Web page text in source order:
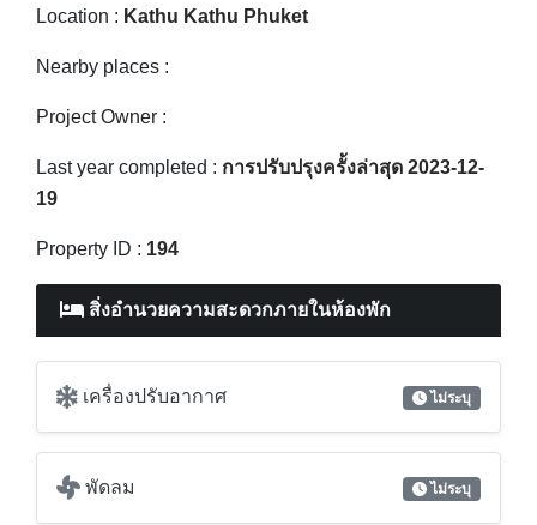
Location : Kathu Kathu Phuket
Nearby places :
Project Owner :
Last year completed : การปรับปรุงครั้งล่าสุด 2023-12-
19
Property ID : 194
สิ่งอำนวยความสะดวกภายในห้องพัก
เครื่องปรับอากาศ ไม่ระบุ
พัดลม ไม่ระบุ